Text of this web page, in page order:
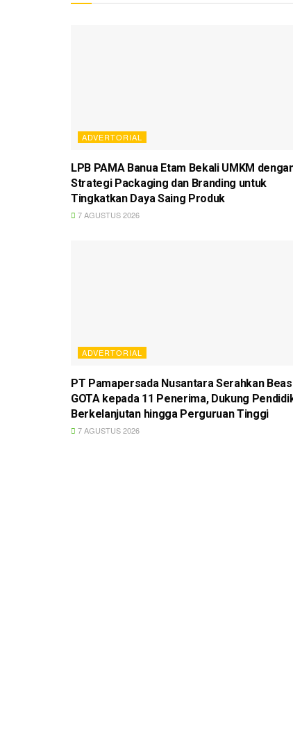
ADVERTORIAL
LPB PAMA Banua Etam Bekali UMKM
Strategi Packaging dan Branding untuk
Tingkatkan Daya Saing Produk
7 AGUSTUS 2026
ADVERTORIAL
PT Pamapersada Nusantara Serahkan
GOTA kepada 11 Penerima, Dukung
Berkelanjutan hingga Perguruan Tinggi
7 AGUSTUS 2026